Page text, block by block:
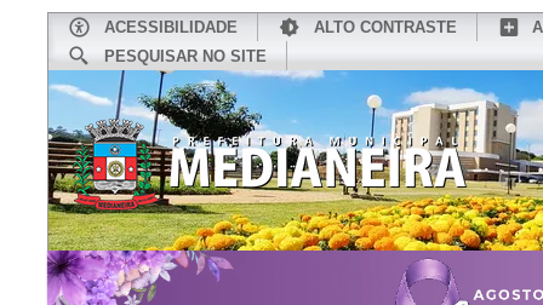
ACESSIBILIDADE ALTO CONTRASTE
PESQUISAR NO SITE
CONHEÇA MEDIANEIRA